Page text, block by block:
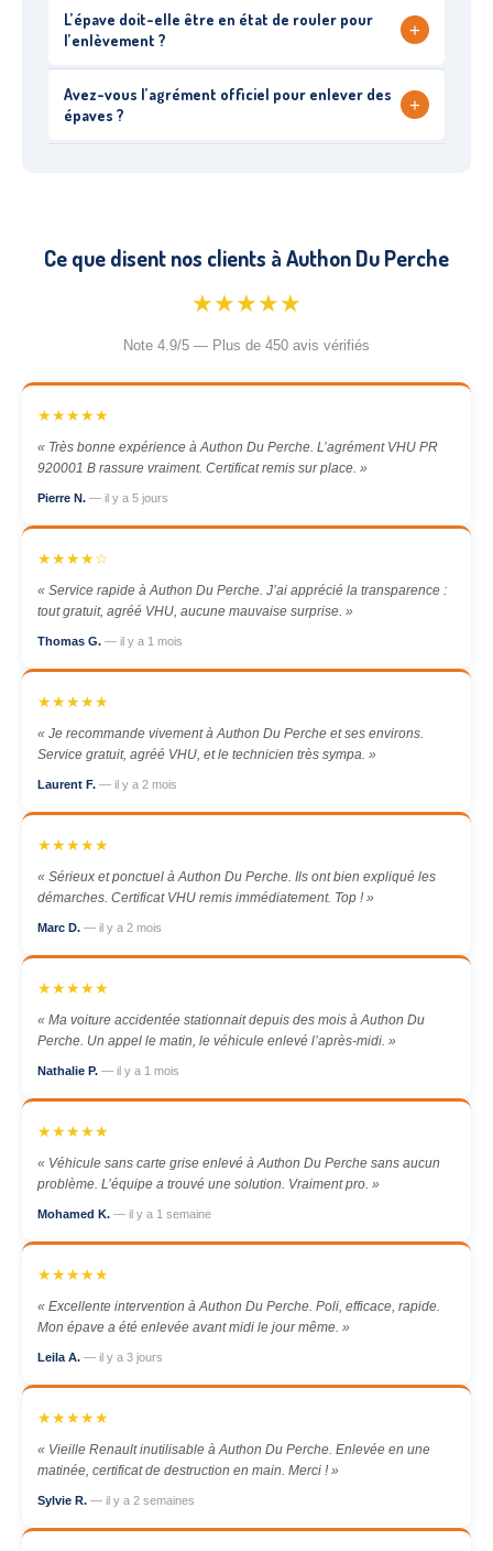
L’épave doit-elle être en état de rouler pour
l’enlèvement ?
+
Avez-vous l’agrément officiel pour enlever des
épaves ?
+
Ce que disent nos clients à Authon Du Perche
★★★★★
Note 4.9/5 — Plus de 450 avis vérifiés
★★★★★
« Très bonne expérience à Authon Du Perche. L’agrément VHU PR
920001 B rassure vraiment. Certificat remis sur place. »
Pierre N. — il y a 5 jours
★★★★☆
« Service rapide à Authon Du Perche. J’ai apprécié la transparence :
tout gratuit, agréé VHU, aucune mauvaise surprise. »
Thomas G. — il y a 1 mois
★★★★★
« Je recommande vivement à Authon Du Perche et ses environs.
Service gratuit, agréé VHU, et le technicien très sympa. »
Laurent F. — il y a 2 mois
★★★★★
« Sérieux et ponctuel à Authon Du Perche. Ils ont bien expliqué les
démarches. Certificat VHU remis immédiatement. Top ! »
Marc D. — il y a 2 mois
★★★★★
« Ma voiture accidentée stationnait depuis des mois à Authon Du
Perche. Un appel le matin, le véhicule enlevé l’après-midi. »
Nathalie P. — il y a 1 mois
★★★★★
« Véhicule sans carte grise enlevé à Authon Du Perche sans aucun
problème. L’équipe a trouvé une solution. Vraiment pro. »
Mohamed K. — il y a 1 semaine
★★★★★
« Excellente intervention à Authon Du Perche. Poli, efficace, rapide.
Mon épave a été enlevée avant midi le jour même. »
Leila A. — il y a 3 jours
★★★★★
« Vieille Renault inutilisable à Authon Du Perche. Enlevée en une
matinée, certificat de destruction en main. Merci ! »
Sylvie R. — il y a 2 semaines